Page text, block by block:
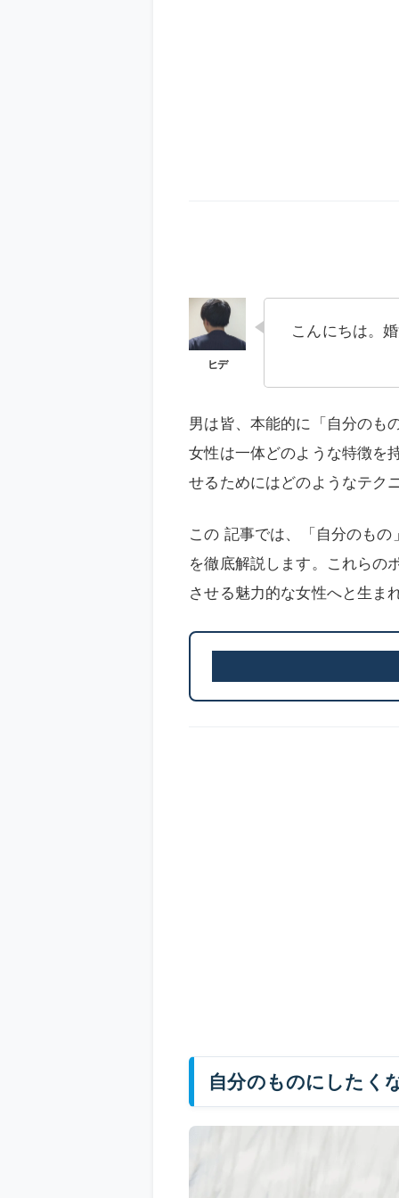
こんにちは。
男は皆、本能的に「自分のも
女性は一体どのような特徴を
せるためにはどのようなテク
この 記事では、「自分のも
を徹底解説します。これらの
させる魅力的な女性へと生ま
自分のものにしたく